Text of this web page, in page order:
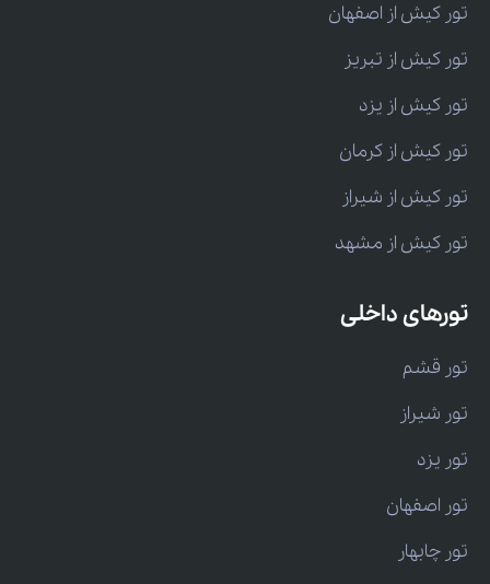
تور کیش از اصفهان
تور کیش از تبریز
تور کیش از یزد
تور کیش از کرمان
تور کیش از شیراز
تور کیش از مشهد
تورهای داخلی
تور قشم
تور شیراز
تور یزد
تور اصفهان
تور چابهار